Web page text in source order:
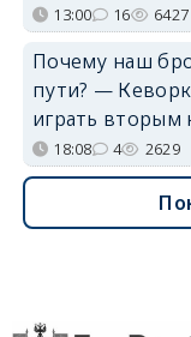
13:00 16 6427
Почему наш
пути? —
играть вторым
18:08 4 2629